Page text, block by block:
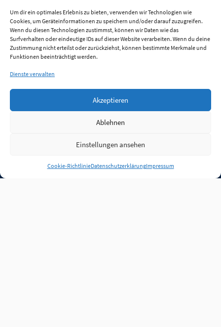
Um dir ein optimales Erlebnis zu bieten, verwenden wir Technologien wie
Cookies, um Geräteinformationen zu speichern und/oder darauf zuzugreifen.
Wenn du diesen Technologien zustimmst, können wir Daten wie das
Surfverhalten oder eindeutige IDs auf dieser Website verarbeiten. Wenn du deine
Zustimmung nicht erteilst oder zurückziehst, können bestimmte Merkmale und
Funktionen beeinträchtigt werden.
Dienste verwalten
Akzeptieren
Ablehnen
Einstellungen ansehen
Cookie-RichtlinieDatenschutzerklärungImpressum
Anmelden
Jobs Partner FAQ Quellen